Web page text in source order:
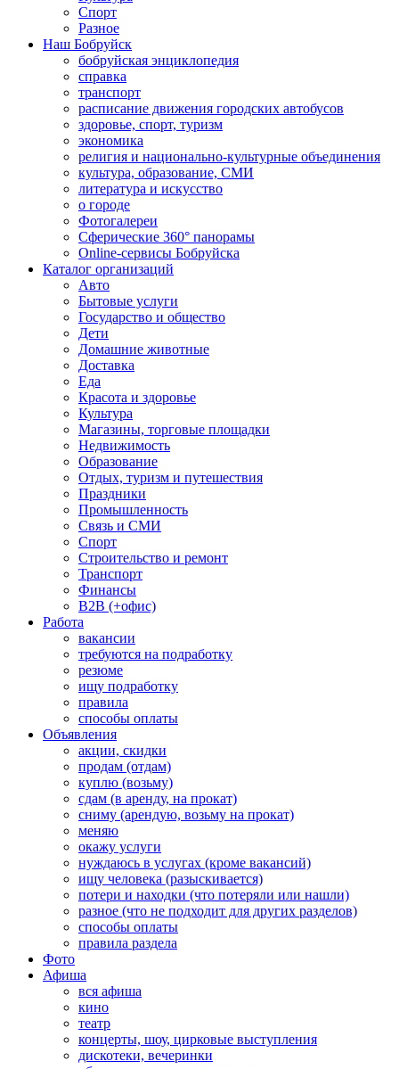
Спорт
Разное
Наш Бобруйск
бобруйская энциклопедия
справка
транспорт
расписание движения городских автобусов
здоровье, спорт, туризм
экономика
религия и национально-культурные объединения
культура, образование, СМИ
литература и искусство
о городе
Фотогалереи
Сферические 360° панорамы
Online-сервисы Бобруйска
Каталог организаций
Авто
Бытовые услуги
Государство и общество
Дети
Домашние животные
Доставка
Еда
Красота и здоровье
Культура
Магазины, торговые площадки
Недвижимость
Образование
Отдых, туризм и путешествия
Праздники
Промышленность
Связь и СМИ
Спорт
Строительство и ремонт
Транспорт
Финансы
B2B (+офис)
Работа
вакансии
требуются на подработку
резюме
ищу подработку
правила
способы оплаты
Объявления
акции, скидки
продам (отдам)
куплю (возьму)
сдам (в аренду, на прокат)
сниму (арендую, возьму на прокат)
меняю
окажу услуги
нуждаюсь в услугах (кроме вакансий)
ищу человека (разыскивается)
потери и находки (что потеряли или нашли)
разное (что не подходит для других разделов)
способы оплаты
правила раздела
Фото
Афиша
вся афиша
кино
театр
концерты, шоу, цирковые выступления
дискотеки, вечеринки